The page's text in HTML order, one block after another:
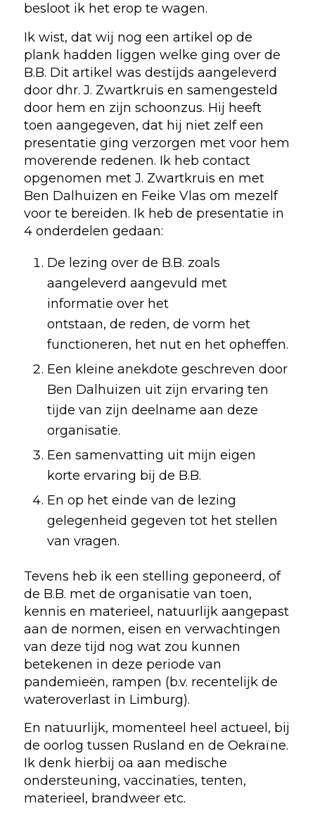
besloot ik het erop te wagen.
Ik wist, dat wij nog een artikel op de
plank hadden liggen welke ging over de
B.B. Dit artikel was destijds aangeleverd
door dhr. J. Zwartkruis en samengesteld
door hem en zijn schoonzus. Hij heeft
toen aangegeven, dat hij niet zelf een
presentatie ging verzorgen met voor hem
moverende redenen. Ik heb contact
opgenomen met J. Zwartkruis en met
Ben Dalhuizen en Feike Vlas om mezelf
voor te bereiden. Ik heb de presentatie in
4 onderdelen gedaan:
De lezing over de B.B. zoals
aangeleverd aangevuld met
informatie over het
ontstaan, de reden, de vorm het
functioneren, het nut en het opheffen.
Een kleine anekdote geschreven door
Ben Dalhuizen uit zijn ervaring ten
tijde van zijn deelname aan deze
organisatie.
Een samenvatting uit mijn eigen
korte ervaring bij de B.B.
En op het einde van de lezing
gelegenheid gegeven tot het stellen
van vragen.
Tevens heb ik een stelling geponeerd, of
de B.B. met de organisatie van toen,
kennis en materieel, natuurlijk aangepast
aan de normen, eisen en verwachtingen
van deze tijd nog wat zou kunnen
betekenen in deze periode van
pandemieën, rampen (b.v. recentelijk de
wateroverlast in Limburg).
En natuurlijk, momenteel heel actueel, bij
de oorlog tussen Rusland en de Oekraïne.
Ik denk hierbij oa aan medische
ondersteuning, vaccinaties, tenten,
materieel, brandweer etc.